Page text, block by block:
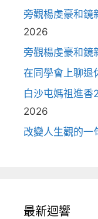
旁觀楊虔豪和鏡
2026
旁觀楊虔豪和鏡
在同學會上聊退
白沙屯媽祖進
2026
改變人生觀的一
最新迴響